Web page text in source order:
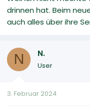
drinnen hat. Beim
auch alles über ihre
N N.
User
3. Februar 2024